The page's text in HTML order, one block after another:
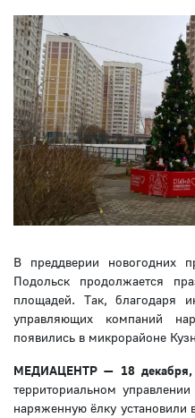
В преддверии новогодних
Подольск продолжается
площадей. Так, благодаря
управляющих компаний
появились в микрорайоне
МЕДИАЦЕНТР — 18
территориальном
наряженную ёлку установили